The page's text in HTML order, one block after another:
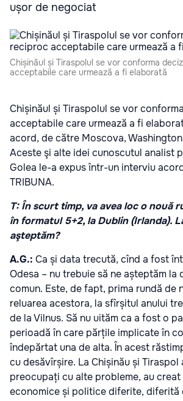
ușor de negociat
Chișinăul și Tiraspolul se vor conforma
acceptabile care urmează a fi elaborată
Chișinăul și Tiraspolul se vor
acceptabile care urmează a fi
acord, de către Moscova,
Aceste şi alte idei cunoscutul analist
Golea le-a expus într-un interviu
TRIBUNA.
T: În scurt timp, va avea loc o nouă
în formatul 5+2, la Dublin (Irlanda).
aşteptăm?
A.G.: Ca și data trecută, cînd a fost
Odesa – nu trebuie să ne așteptăm la
comun. Este, de fapt, prima rundă de
reluarea acestora, la sfîrșitul anului
de la Vilnus. Să nu uităm ca a fost o
perioadă în care părțile implicate în
îndepărtat una de alta. În acest
cu desăvîrșire. La Chișinău și Tiraspol
preocupați cu alte probleme, au creat
economice și politice diferite, diferită